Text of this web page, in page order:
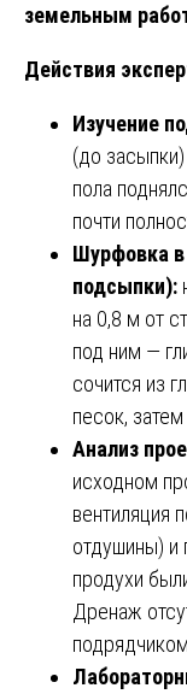
земельным
Действия
Изучение
(до
пола
почти
Шурфовка
подсыпки):
на 0,8 м от
под ним —
сочится из
песок,
Анализ
исходном
вентиляция
отдушины) и
продухи
Дренаж